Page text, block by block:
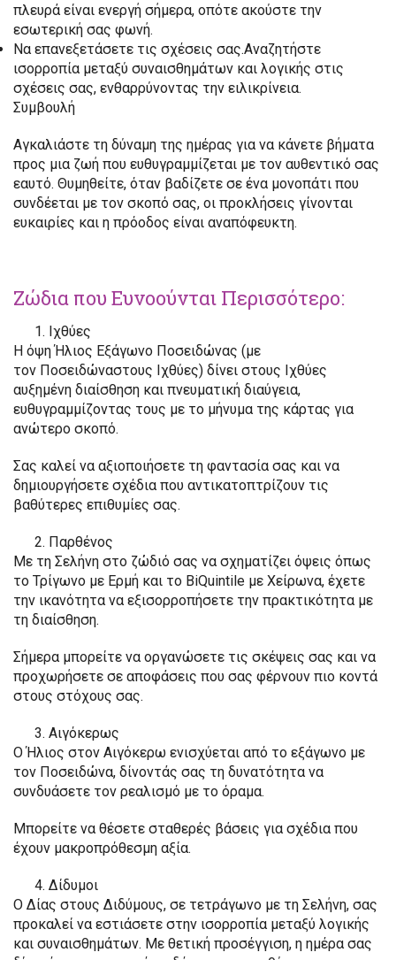
πλευρά είναι ενεργή σήμερα, οπότε ακούστε την
εσωτερική σας φωνή.
Να επανεξετάσετε τις σχέσεις σας.Αναζητήστε
ισορροπία μεταξύ συναισθημάτων και λογικής στις
σχέσεις σας, ενθαρρύνοντας την ειλικρίνεια.
Συμβουλή
Αγκαλιάστε τη δύναμη της ημέρας για να κάνετε βήματα
προς μια ζωή που ευθυγραμμίζεται με τον αυθεντικό σας
εαυτό. Θυμηθείτε, όταν βαδίζετε σε ένα μονοπάτι που
συνδέεται με τον σκοπό σας, οι προκλήσεις γίνονται
ευκαιρίες και η πρόοδος είναι αναπόφευκτη.
Ζώδια που Ευνοούνται Περισσότερο:
Ιχθύες
Η όψη Ήλιος Εξάγωνο Ποσειδώνας (με
τον Ποσειδώναστους Ιχθύες) δίνει στους Ιχθύες
αυξημένη διαίσθηση και πνευματική διαύγεια,
ευθυγραμμίζοντας τους με το μήνυμα της κάρτας για
ανώτερο σκοπό.
Σας καλεί να αξιοποιήσετε τη φαντασία σας και να
δημιουργήσετε σχέδια που αντικατοπτρίζουν τις
βαθύτερες επιθυμίες σας.
Παρθένος
Με τη Σελήνη στο ζώδιό σας να σχηματίζει όψεις όπως
το Τρίγωνο με Ερμή και το BiQuintile με Χείρωνα, έχετε
την ικανότητα να εξισορροπήσετε την πρακτικότητα με
τη διαίσθηση.
Σήμερα μπορείτε να οργανώσετε τις σκέψεις σας και να
προχωρήσετε σε αποφάσεις που σας φέρνουν πιο κοντά
στους στόχους σας.
Αιγόκερως
Ο Ήλιος στον Αιγόκερω ενισχύεται από το εξάγωνο με
τον Ποσειδώνα, δίνοντάς σας τη δυνατότητα να
συνδυάσετε τον ρεαλισμό με το όραμα.
Μπορείτε να θέσετε σταθερές βάσεις για σχέδια που
έχουν μακροπρόθεσμη αξία.
Δίδυμοι
Ο Δίας στους Διδύμους, σε τετράγωνο με τη Σελήνη, σας
προκαλεί να εστιάσετε στην ισορροπία μεταξύ λογικής
και συναισθημάτων. Με θετική προσέγγιση, η ημέρα σας